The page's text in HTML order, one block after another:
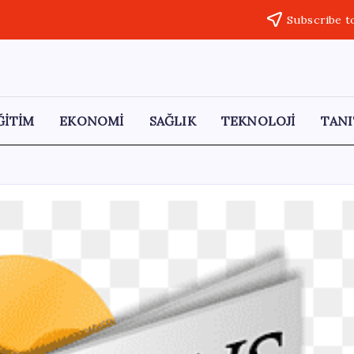
Subscribe
EKONOMİ SAĞLIK TEKNOLOJİ